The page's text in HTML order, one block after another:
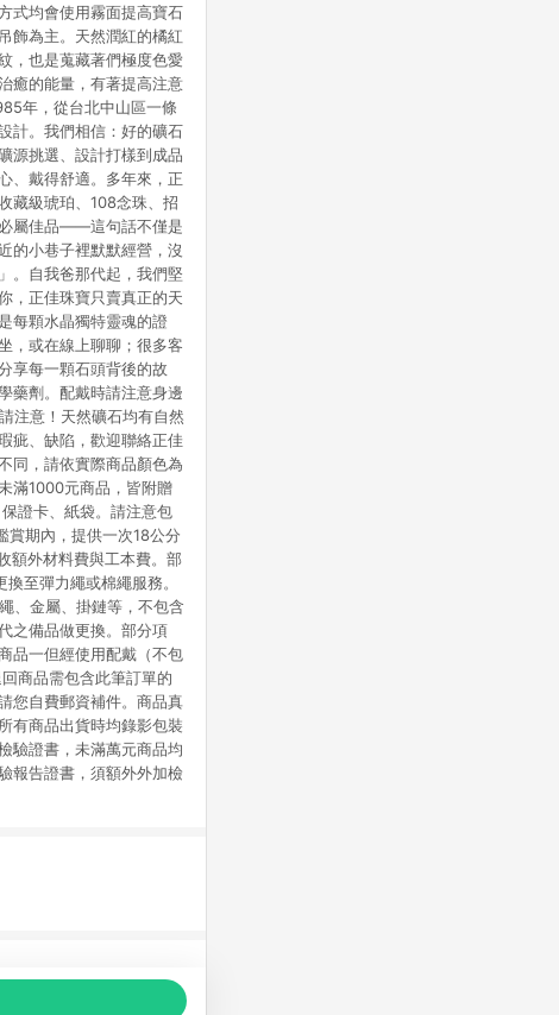
式均會使用霧面提高寶石
飾為主。天然潤紅的橘紅
，也是蒐藏著們極度色愛
癒的能量，有著提高注意
年，從台北中山區一條
計。我們相信：好的礦石
源挑選、設計打樣到成品
、戴得舒適。多年來，正
藏級琥珀、108念珠、招
必屬佳品——這句話不僅是
的小巷子裡默默經營，沒
。自我爸那代起，我們堅
，正佳珠寶只賣真正的天
每顆水晶獨特靈魂的證
，或在線上聊聊；很多客
享每一顆石頭背後的故
藥劑。配戴時請注意身邊
注意！天然礦石均有自然
疵、缺陷，歡迎聯絡正佳
同，請依實際商品顏色為
滿1000元商品，皆附贈
證卡、紙袋。請注意包
賞期內，提供一次18公分
額外材料費與工本費。部
至彈力繩或棉繩服務。
、金屬、掛鏈等，不包含
之備品做更換。部分項
品一但經使用配戴（不包
商品需包含此筆訂單的
您自費郵資補件。商品真
有商品出貨時均錄影包裝
驗證書，未滿萬元商品均
報告證書，須額外外加檢
品推薦，商品資料更新會有